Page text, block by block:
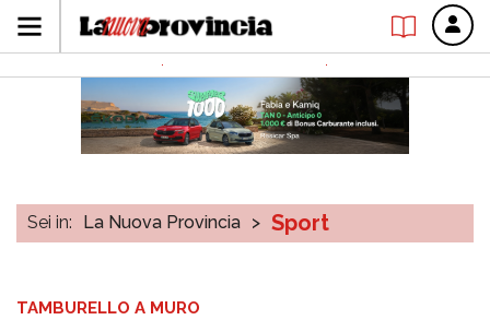
Sei in: La Nuova Provincia > Sport
TAMBURELLO A MURO